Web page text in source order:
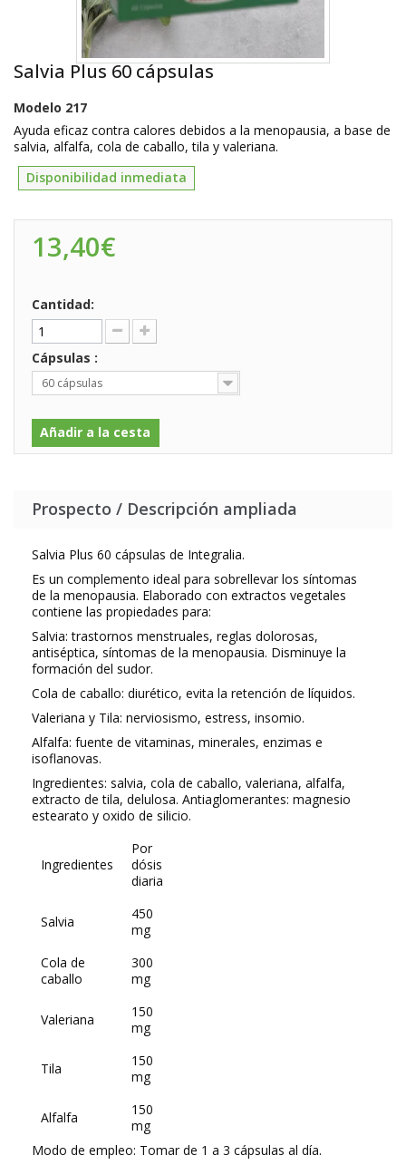
Salvia Plus 60 cápsulas
Modelo 217
Ayuda eficaz contra calores debidos a la menopausia, a base de
salvia, alfalfa, cola de caballo, tila y valeriana.
Disponibilidad inmediata
13,40€
Cantidad:
Cápsulas :
60 cápsulas
Añadir a la cesta
Prospecto / Descripción ampliada
Salvia Plus 60 cápsulas de Integralia.
Es un complemento ideal para sobrellevar los síntomas
de la menopausia. Elaborado con extractos vegetales
contiene las propiedades para:
Salvia: trastornos menstruales, reglas dolorosas,
antiséptica, síntomas de la menopausia. Disminuye la
formación del sudor.
Cola de caballo: diurético, evita la retención de líquidos.
Valeriana y Tila: nerviosismo, estress, insomio.
Alfalfa: fuente de vitaminas, minerales, enzimas e
isoflanovas.
Ingredientes: salvia, cola de caballo, valeriana, alfalfa,
extracto de tila, delulosa. Antiaglomerantes: magnesio
estearato y oxido de silicio.
Ingredientes
Por
dósis
diaria
Salvia
450
mg
Cola de
caballo
300
mg
Valeriana
150
mg
Tila
150
mg
Alfalfa
150
mg
Modo de empleo: Tomar de 1 a 3 cápsulas al día.